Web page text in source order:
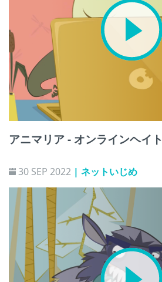
アニマリア - オンラインヘイト
30 SEP 2022 | ネットいじめ